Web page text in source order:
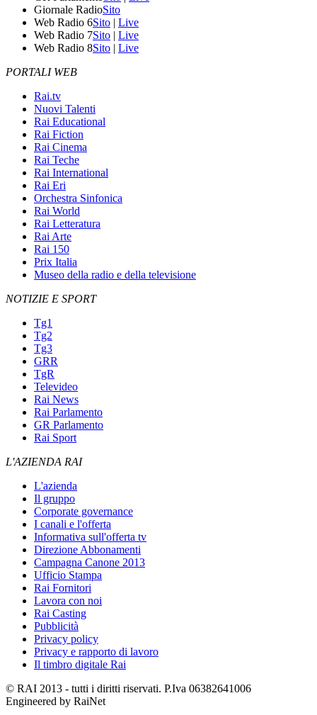
Giornale RadioSito
Web Radio 6Sito | Live
Web Radio 7Sito | Live
Web Radio 8Sito | Live
PORTALI WEB
Rai.tv
Nuovi Talenti
Rai Educational
Rai Fiction
Rai Cinema
Rai Teche
Rai International
Rai Eri
Orchestra Sinfonica
Rai World
Rai Letteratura
Rai Arte
Rai 150
Prix Italia
Museo della radio e della televisione
NOTIZIE E SPORT
Tg1
Tg2
Tg3
GRR
TgR
Televideo
Rai News
Rai Parlamento
GR Parlamento
Rai Sport
L'AZIENDA RAI
L'azienda
Il gruppo
Corporate governance
I canali e l'offerta
Informativa sull'offerta tv
Direzione Abbonamenti
Campagna Canone 2013
Ufficio Stampa
Rai Fornitori
Lavora con noi
Rai Casting
Pubblicità
Privacy policy
Privacy e rapporto di lavoro
Il timbro digitale Rai
© RAI 2013 - tutti i diritti riservati. P.Iva 06382641006
Engineered by RaiNet